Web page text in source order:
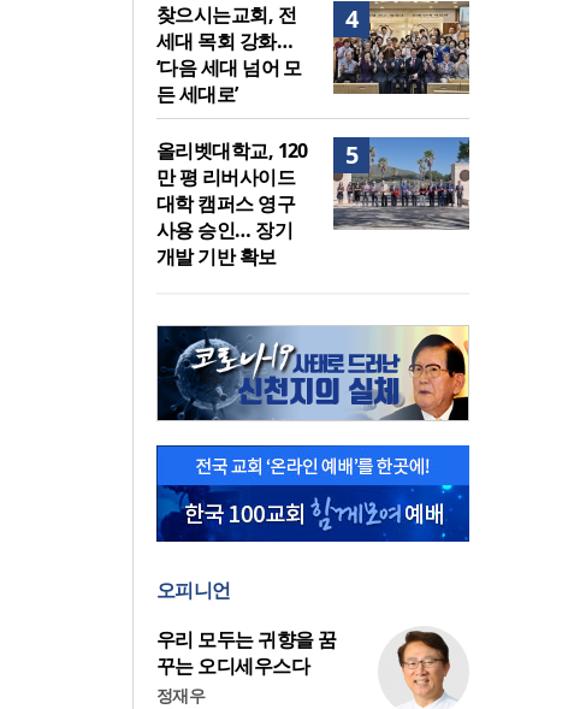
4
찾으시는교회, 전
세대 목회 강화…
‘다음 세대 넘어 모
든 세대로’
5
올리벳대학교, 120
만 평 리버사이드
대학 캠퍼스 영구
사용 승인… 장기
개발 기반 확보
오피니언
우리 모두는 귀향을 꿈
꾸는 오디세우스다
정재우